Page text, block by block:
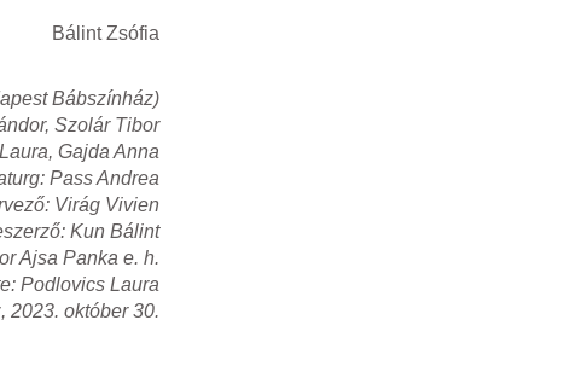
Bálint Zsófia
Bábszínház)
Szolár Tibor
Gajda Anna
Pass Andrea
Virág Vivien
Kun Bálint
Ajsa Panka e. h.
Podlovics Laura
2023. október 30.